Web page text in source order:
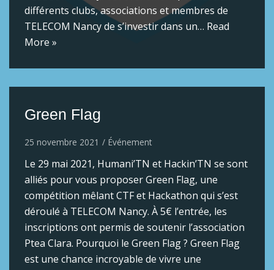
différents clubs, associations et membres de
TELECOM Nancy de s’investir dans un… Read
More »
Green Flag
25 novembre 2021 Événement
Le 29 mai 2021, Humani’TN et Hackin’TN se sont
alliés pour vous proposer Green Flag, une
compétition mêlant CTF et Hackathon qui s’est
déroulé à TELECOM Nancy. À 5€ l’entrée, les
inscriptions ont permis de soutenir l’association
Ptea Clara. Pourquoi le Green Flag ? Green Flag
est une chance incroyable de vivre une